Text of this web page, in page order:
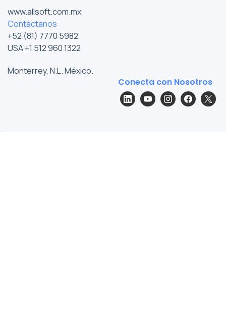
www.allsoft.com.mx
Contáctanos
+52 (81) 7770 5982
USA +1 512 960 1322
Monterrey, N.L. México.
Conecta con Nosotros